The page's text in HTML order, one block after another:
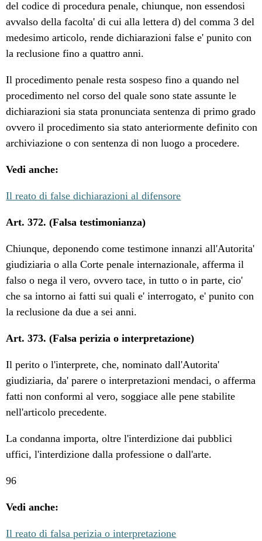
del codice di procedura penale, chiunque, non essendosi
avvalso della facolta' di cui alla lettera d) del comma 3 del
medesimo articolo, rende dichiarazioni false e' punito con
la reclusione fino a quattro anni.
Il procedimento penale resta sospeso fino a quando nel
procedimento nel corso del quale sono state assunte le
dichiarazioni sia stata pronunciata sentenza di primo grado
ovvero il procedimento sia stato anteriormente definito con
archiviazione o con sentenza di non luogo a procedere.
Vedi anche:
Il reato di false dichiarazioni al difensore
Art. 372. (Falsa testimonianza)
Chiunque, deponendo come testimone innanzi all'Autorita'
giudiziaria o alla Corte penale internazionale, afferma il
falso o nega il vero, ovvero tace, in tutto o in parte, cio'
che sa intorno ai fatti sui quali e' interrogato, e' punito con
la reclusione da due a sei anni.
Art. 373. (Falsa perizia o interpretazione)
Il perito o l'interprete, che, nominato dall'Autorita'
giudiziaria, da' parere o interpretazioni mendaci, o afferma
fatti non conformi al vero, soggiace alle pene stabilite
nell'articolo precedente.
La condanna importa, oltre l'interdizione dai pubblici
uffici, l'interdizione dalla professione o dall'arte.
96
Vedi anche:
Il reato di falsa perizia o interpretazione